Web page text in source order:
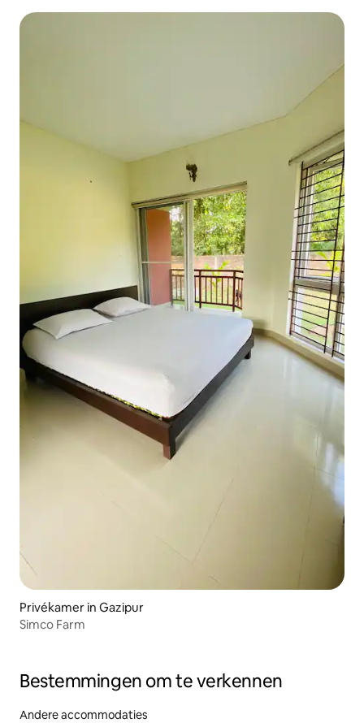
Privékamer in Gazipur
Simco Farm
Bestemmingen om te verkennen
Andere accommodaties